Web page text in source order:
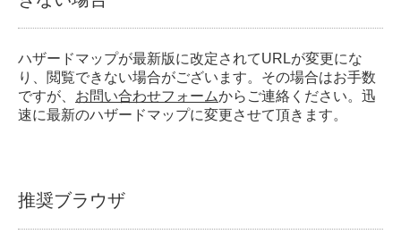
ハザードマップが最新版に改定されてURLが変更にな
り、閲覧できない場合がございます。その場合はお手数
ですが、 お問い合わせフォームからご連絡ください。迅
速に最新のハザードマップに変更させて頂きます。
推奨ブラウザ